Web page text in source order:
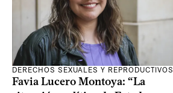
DERECHOS SEXUALES Y REPRODUCTIVOS
Favia Lucero Montoya: “La